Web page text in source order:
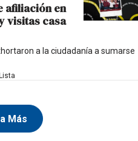
afiliación en
visitas casa
a la ciudadanía a sumarse
Más